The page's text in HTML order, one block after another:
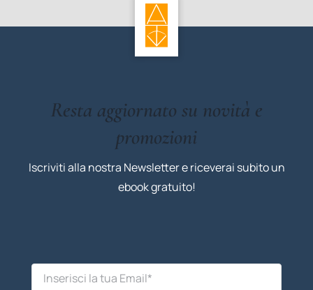
Resta aggiornato su novità e
promozioni
Iscriviti alla nostra Newsletter e riceverai subito un
ebook gratuito!